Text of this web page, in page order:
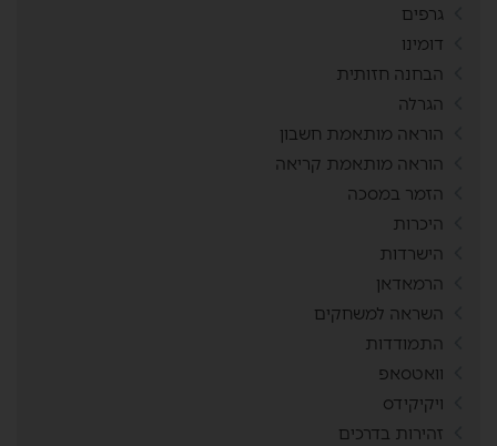
גרפים
דומינו
הבחנה חזותית
הגרלה
הוראה מותאמת חשבון
הוראה מותאמת קריאה
הזמר במסכה
היכרות
הישרדות
הרמאדאן
השראה למשחקים
התמודדות
וואטסאפ
ויקיקידס
זהירות בדרכים